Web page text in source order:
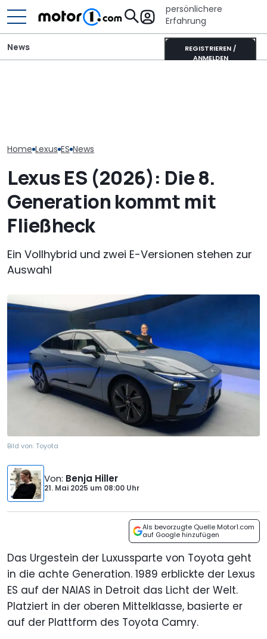
persönlichere
Erfahrung
REGISTRIEREN /
ANMELDEN
News
Home Lexus ES News
Lexus ES (2026): Die 8.
Generation kommt mit
Fließheck
Ein Vollhybrid und zwei E-Versionen stehen zur
Auswahl
Bild von: Toyota
Von: Benja Hiller
21. Mai 2025 um 08:00 Uhr
Als bevorzugte Quelle Motor1.com
auf Google hinzufügen
Das Urgestein der Luxussparte von Toyota geht
in die achte Generation. 1989 erblickte der Lexus
ES auf der NAIAS in Detroit das Licht der Welt.
Platziert in der oberen Mittelklasse, basierte er
auf der Plattform des Toyota Camry.